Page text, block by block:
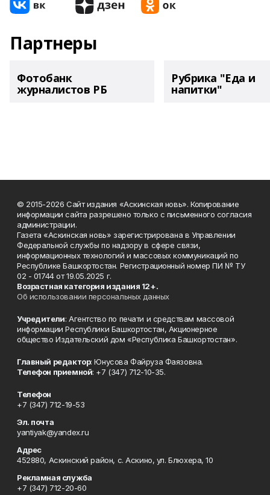
Партнеры
Фотобанк
журналистов РБ
Рубрика "Еда и
напитки"
© 2015-2026 Сайт издания «Аскинская новь». Копирование
информации сайта разрешено только с письменного согласия
администрации.
Газета «Аскинская новь» зарегистрирована в Управлении
Федеральной службы по надзору в сфере связи,
информационных технологий и массовых коммуникаций по
Республике Башкортостан. Регистрационный номер ПИ № ТУ
02 - 01744 от 19.05.2025 г.
Возрастная категория издания 12+.
Об использовании персональных данных
Учредители: Агентство по печати и средствам массовой
информации Республики Башкортостан, Акционерное
общество Издательский дом «Республика Башкортостан».
Главный редактор: Юнусова Файруза Фаязовна.
Телефон приемной: +7 (347) 712-10-35.
Телефон
+7 (347) 712-19-53
Эл. почта
yantiyak@yandex.ru
Адрес
452880, Аскинский район, с. Аскино, ул. Блюхера, 10
Рекламная служба
+7 (347) 712-20-60